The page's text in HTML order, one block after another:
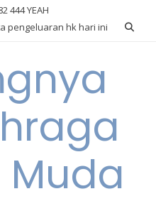
444 YEAH
pengeluaran hk hari ini
Muda